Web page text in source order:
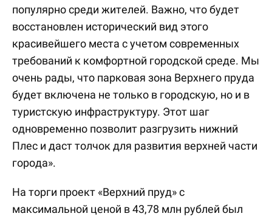
популярно среди жителей. Важно, что будет
восстановлен исторический вид этого
красивейшего места с учетом современных
требований к комфортной городской среде. Мы
очень рады, что парковая зона Верхнего пруда
будет включена не только в городскую, но и в
туристскую инфраструктуру. Этот шаг
одновременно позволит разгрузить нижний
Плес и даст толчок для развития верхней части
города».
На торги проект «Верхний пруд» с
максимальной ценой в 43,78 млн рублей был